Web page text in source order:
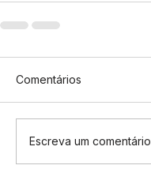
Comentários
Escreva um comentário